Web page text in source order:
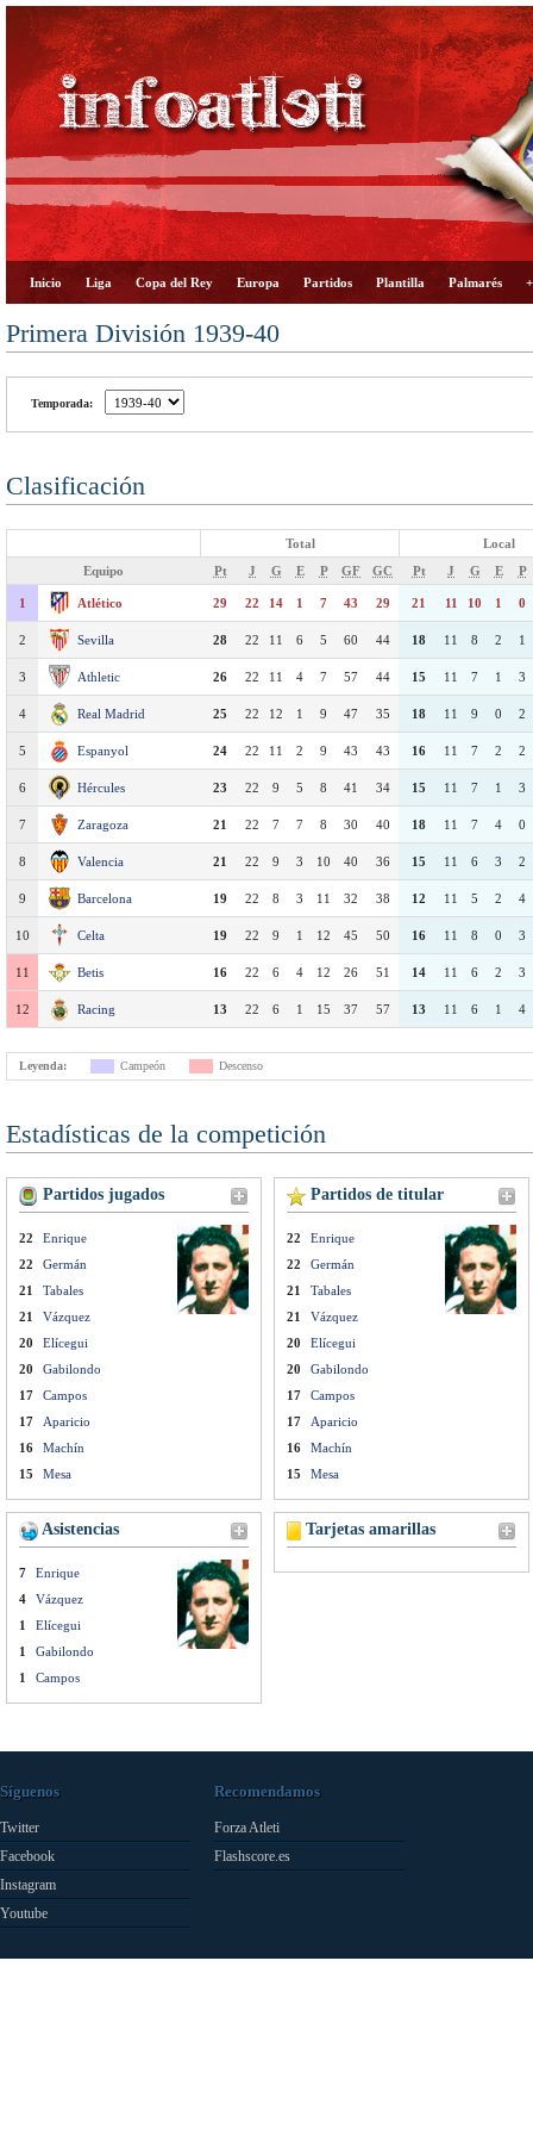
Inicio Liga Copa del Rey Europa Partidos Plantilla Palmarés
Primera División 1939-40
Temporada:
Clasificación
Total
Local
Equipo
Pt J G E P GF GC Pt J G E P
1 Atlético 29 22 14 1 7 43 29 21 11 10 1 0
2 Sevilla 28 22 11 6 5 60 44 18 11 8 2 1
3 Athletic 26 22 11 4 7 57 44 15 11 7 1 3
4 Real Madrid 25 22 12 1 9 47 35 18 11 9 0 2
5 Espanyol 24 22 11 2 9 43 43 16 11 7 2 2
6 Hércules 23 22 9 5 8 41 34 15 11 7 1 3
7 Zaragoza 21 22 7 7 8 30 40 18 11 7 4 0
8 Valencia 21 22 9 3 10 40 36 15 11 6 3 2
9 Barcelona 19 22 8 3 11 32 38 12 11 5 2 4
10 Celta 19 22 9 1 12 45 50 16 11 8 0 3
11 Betis 16 22 6 4 12 26 51 14 11 6 2 3
12 Racing 13 22 6 1 15 37 57 13 11 6 1 4
Leyenda: Campeón Descenso
Estadísticas de la competición
Partidos jugados
22
Enrique
22
Germán
21
Tabales
21
Vázquez
20
Elícegui
20
Gabilondo
17
Campos
17
Aparicio
16
Machín
15
Mesa
Partidos de titular
22
Enrique
22
Germán
21
Tabales
21
Vázquez
20
Elícegui
20
Gabilondo
17
Campos
17
Aparicio
16
Machín
15
Mesa
Asistencias
7
Enrique
4
Vázquez
1
Elícegui
1
Gabilondo
1
Campos
Tarjetas amarillas
Síguenos
Twitter
Facebook
Instagram
Youtube
Recomendamos
Forza Atleti
Flashscore.es